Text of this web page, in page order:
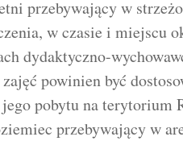
przebywający w
w czasie i miejscu
dydaktyczno-
powinien być
jego pobytu na terytorium
przebywający w